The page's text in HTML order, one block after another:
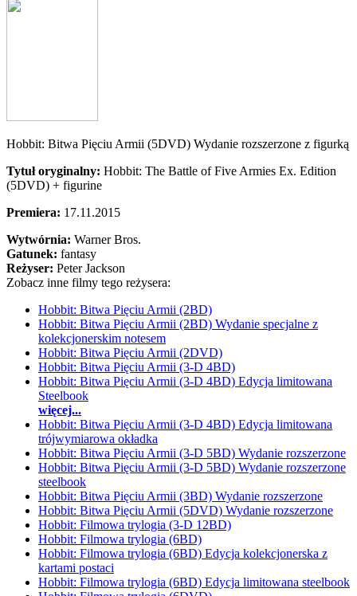
Hobbit: Bitwa Pięciu Armii (5DVD) Wydanie rozszerzone z figurką
Tytuł oryginalny: Hobbit: The Battle of Five Armies Ex. Edition
(5DVD) + figurine
Premiera: 17.11.2015
Wytwórnia: Warner Bros.
Gatunek: fantasy
Reżyser: Peter Jackson
Zobacz inne filmy tego reżysera:
Hobbit: Bitwa Pięciu Armii (2BD)
Hobbit: Bitwa Pięciu Armii (2BD) Wydanie specjalne z
kolekcjonerskim notesem
Hobbit: Bitwa Pięciu Armii (2DVD)
Hobbit: Bitwa Pięciu Armii (3-D 4BD)
Hobbit: Bitwa Pięciu Armii (3-D 4BD) Edycja limitowana
Steelbook
więcej...
Hobbit: Bitwa Pięciu Armii (3-D 4BD) Edycja limitowana
trójwymiarowa okładka
Hobbit: Bitwa Pięciu Armii (3-D 5BD) Wydanie rozszerzone
Hobbit: Bitwa Pięciu Armii (3-D 5BD) Wydanie rozszerzone
steelbook
Hobbit: Bitwa Pięciu Armii (3BD) Wydanie rozszerzone
Hobbit: Bitwa Pięciu Armii (5DVD) Wydanie rozszerzone
Hobbit: Filmowa trylogia (3-D 12BD)
Hobbit: Filmowa trylogia (6BD)
Hobbit: Filmowa trylogia (6BD) Edycja kolekcjonerska z
kartami postaci
Hobbit: Filmowa trylogia (6BD) Edycja limitowana steelbook